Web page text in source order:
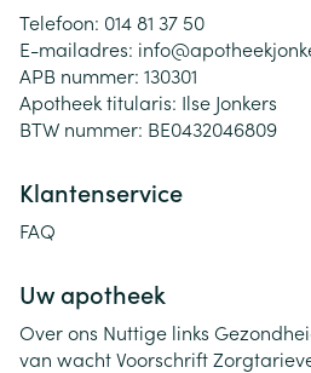
Telefoon: 014 81 37 50
E-mailadres: info@
APB nummer: 130301
Apotheek titularis: Ilse Jonkers
BTW nummer: BE0432046809
Klantenservice
FAQ
Uw apotheek
Over ons Nuttige links
van wachtVoorschrift